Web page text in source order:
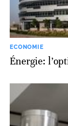
ECONOMIE
Énergie: